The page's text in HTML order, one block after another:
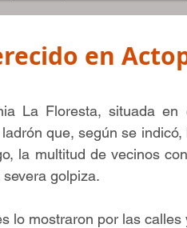
en
La Floresta, situada en
que, según se
la multitud de vecinos
golpiza.
lo mostraron por las